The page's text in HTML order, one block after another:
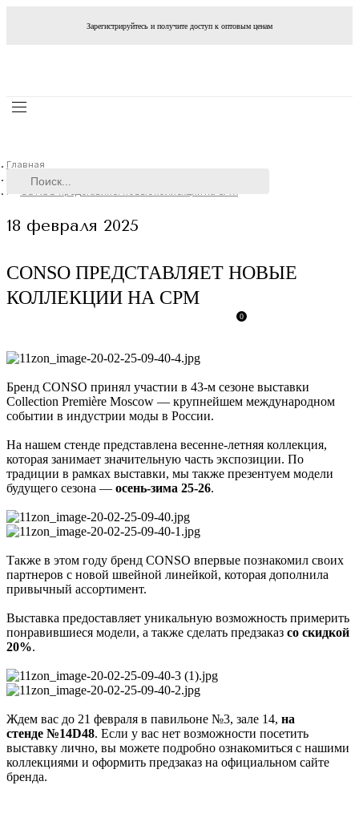
Зарегистрируйтесь и получите доступ к оптовым ценам
0
Главная
Новости
18 февраля 2025
CONSO ПРЕДСТАВЛЯЕТ НОВЫЕ
КОЛЛЕКЦИИ НА CPM
Бренд CONSO принял участии в 43-м сезоне выставки
Collection Première Moscow — крупнейшем международном
событии в индустрии моды в России.
На нашем стенде представлена весенне-летняя коллекция,
которая занимает значительную часть экспозиции. По
традиции в рамках выставки, мы также презентуем модели
будущего сезона — осень-зима 25-26.
Также в этом году бренд CONSO впервые познакомил своих
партнеров с новой швейной линейкой, которая дополнила
привычный ассортимент.
Выставка предоставляет уникальную возможность примерить
понравившиеся модели, а также сделать предзаказ со скидкой
20%.
Ждем вас до 21 февраля в павильоне №3, зале 14, на
стенде №14D48. Если у вас нет возможности посетить
выставку лично, вы можете подробно ознакомиться с нашими
коллекциями и оформить предзаказ на официальном сайте
бренда.